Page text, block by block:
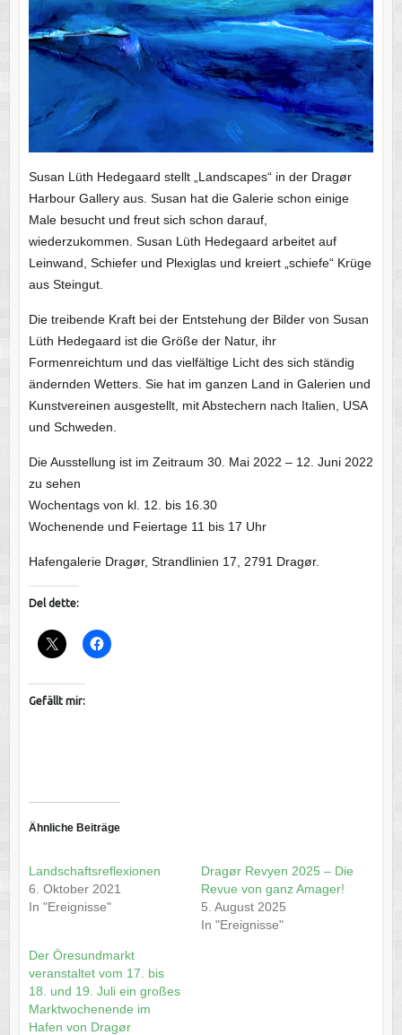
Susan Lüth Hedegaard stellt „Landscapes“ in der Dragør
Harbour Gallery aus. Susan hat die Galerie schon einige
Male besucht und freut sich schon darauf,
wiederzukommen. Susan Lüth Hedegaard arbeitet auf
Leinwand, Schiefer und Plexiglas und kreiert „schiefe“ Krüge
aus Steingut.
Die treibende Kraft bei der Entstehung der Bilder von Susan
Lüth Hedegaard ist die Größe der Natur, ihr
Formenreichtum und das vielfältige Licht des sich ständig
ändernden Wetters. Sie hat im ganzen Land in Galerien und
Kunstvereinen ausgestellt, mit Abstechern nach Italien, USA
und Schweden.
Die Ausstellung ist im Zeitraum 30. Mai 2022 – 12. Juni 2022
zu sehen
Wochentags von kl. 12. bis 16.30
Wochenende und Feiertage 11 bis 17 Uhr
Hafengalerie Dragør, Strandlinien 17, 2791 Dragør.
Del dette:
Gefällt mir:
Ähnliche Beiträge
Landschaftsreflexionen
6. Oktober 2021
In "Ereignisse"
Dragør Revyen 2025 – Die
Revue von ganz Amager!
5. August 2025
In "Ereignisse"
Der Öresundmarkt
veranstaltet vom 17. bis
18. und 19. Juli ein großes
Marktwochenende im
Hafen von Dragør